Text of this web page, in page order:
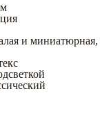
и миниатюрная,